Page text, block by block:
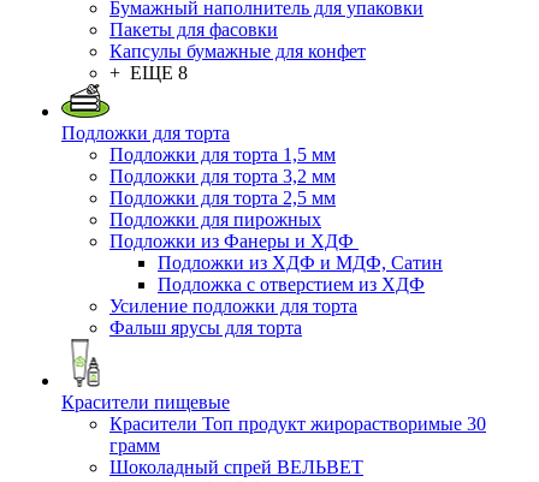
Бумажный наполнитель для упаковки
Пакеты для фасовки
Капсулы бумажные для конфет
+ ЕЩЕ 8
Подложки для торта
Подложки для торта 1,5 мм
Подложки для торта 3,2 мм
Подложки для торта 2,5 мм
Подложки для пирожных
Подложки из Фанеры и ХДФ
Подложки из ХДФ и МДФ, Сатин
Подложка с отверстием из ХДФ
Усиление подложки для торта
Фальш ярусы для торта
Красители пищевые
Красители Топ продукт жирорастворимые 30
грамм
Шоколадный спрей ВЕЛЬВЕТ